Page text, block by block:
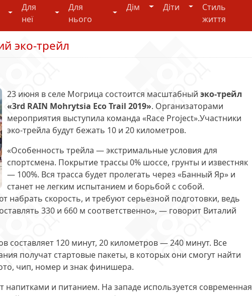
Hi-tech
Для
неї
Для неї
Для
нього
Для нього
Дім Дім Діти ДітиСтиль
життя
эко-трейл
23 июня в селе Могрица состоится масштабный эко-трейл
«3rd RAIN Mohrytsia Eco Trail 2019». Организаторами
мероприятия выступила команда «Race Project».Участники
эко-трейла будут бежать 10 и 20 километров.
«Особенность трейла — экстримальные условия для
спортсмена. Покрытие трассы 0% шоссе, грунты и известняк
— 100%. Вся трасса будет пролегать через «Банный Яр» и
станет не легким испытанием и борьбой с собой.
набрать скорость, и требуют серьезной подготовки, ведь
330 и 660 м соответственно», — говорит Виталий
составляет 120 минут, 20 километров — 240 минут. Все
получат стартовые пакеты, в которых они смогут найти
чип, номер и знак финишера.
напитками и питанием. На западе используется современная